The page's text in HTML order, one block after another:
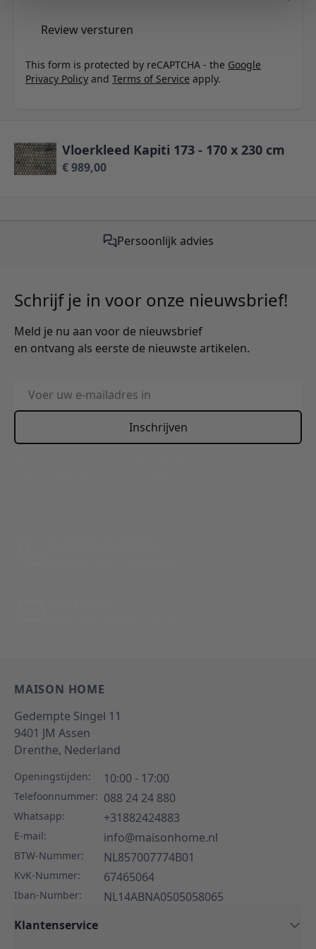
Review versturen
This form is protected by reCAPTCHA - the Google
Privacy Policy and Terms of Service apply.
Vloerkleed Kapiti 173 - 170 x 230 cm
€ 989,00
Persoonlijk advies
Schrijf je in voor onze nieuwsbrief!
Meld je nu aan voor de nieuwsbrief
en ontvang als eerste de nieuwste artikelen.
E-mailadres
Inschrijven
MAISON HOME
Gedempte Singel 11
9401 JM Assen
Drenthe, Nederland
Openingstijden: 10:00 - 17:00
Telefoonnummer: 088 24 24 880
Whatsapp: +31882424883
E-mail: info@maisonhome.nl
BTW-Nummer: NL857007774B01
KvK-Nummer: 67465064
Iban-Number:
NL14ABNA0505058065
Klantenservice